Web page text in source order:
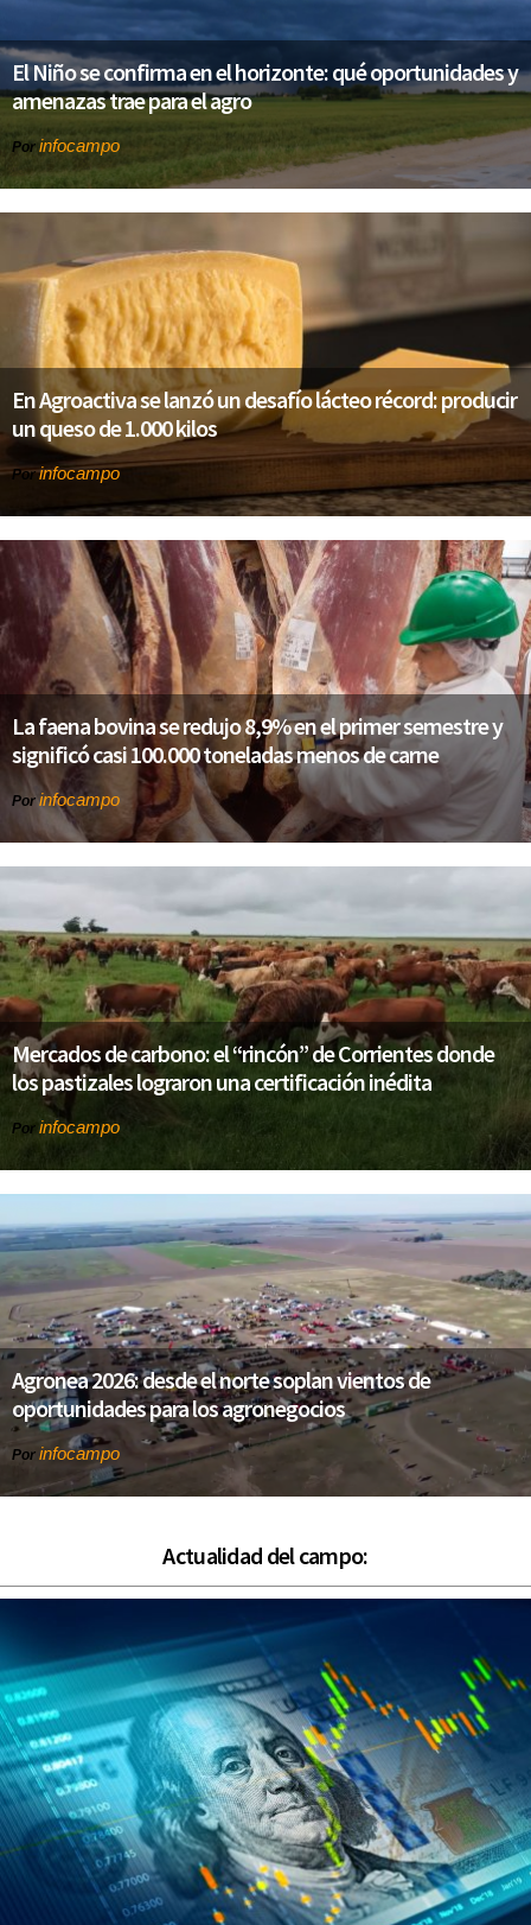
El Niño se confirma en el horizonte: qué oportunidades y
amenazas trae para el agro
Por infocampo
En Agroactiva se lanzó un desafío lácteo récord: producir
un queso de 1.000 kilos
Porinfocampo
La faena bovina se redujo 8,9% en el primer semestre y
significó casi 100.000 toneladas menos de carne
Por infocampo
Mercados de carbono: el “rincón” de Corrientes donde
los pastizales lograron una certificación inédita
Por infocampo
Agronea 2026: desde el norte soplan vientos de
oportunidades para los agronegocios
Por infocampo
Actualidad del campo: